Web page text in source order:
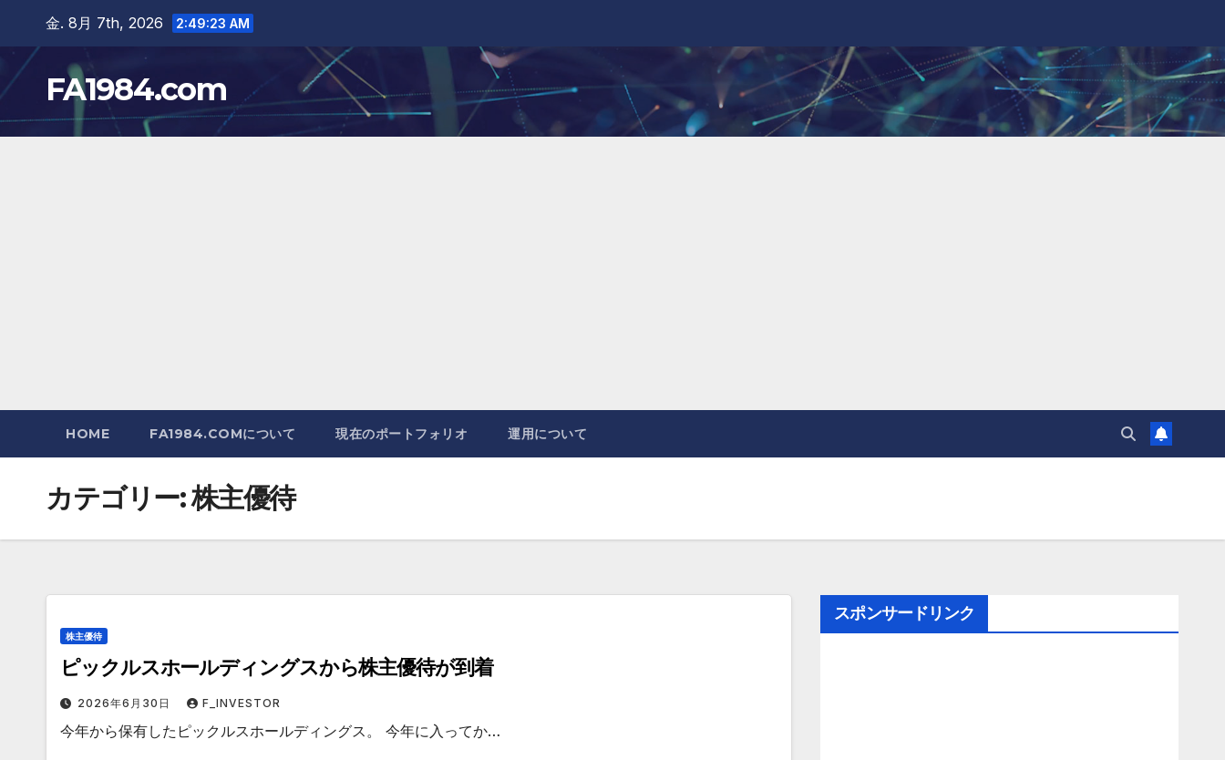
content
金. 8月 7th, 2026 2:49:24 AM
FA1984.com
HOME FA1984.COMについて 現在のポートフォリオ 運用について
カテゴリー:株主優待
株主優待
ピックルスホールディングスから株主優待が到着
2026年6月30日 F_INVESTOR
今年から保有したピックルスホールディングス。 今年に入ってか…
スポンサードリンク